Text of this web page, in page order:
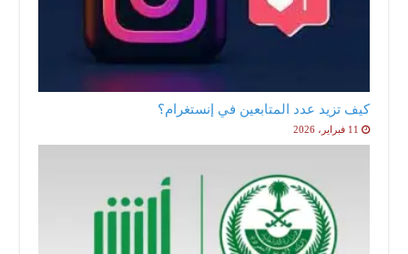
كيف تزيد عدد المتابعين في إنستغرام؟
11 فبراير، 2026